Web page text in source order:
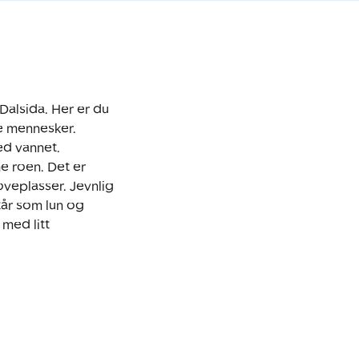
Her er du
vannet.
roen. Det er
Jevnlig
som lun og
med litt